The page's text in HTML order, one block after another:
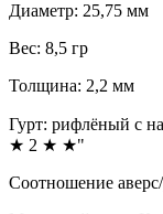
Диаметр: 25,75 мм
Вес: 8,5 гр
Толщина: 2,2 мм
Гурт: рифлёный с
★ 2 ★ ★"
Соотношение